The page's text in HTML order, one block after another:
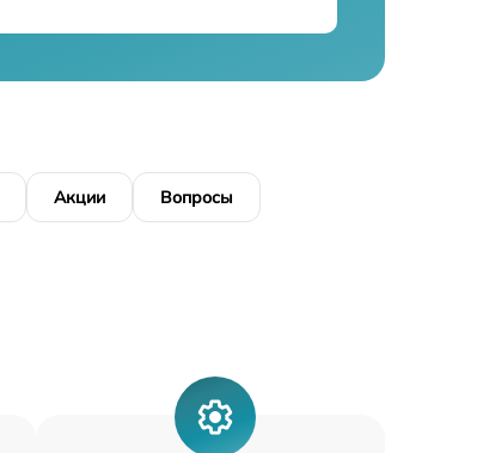
Акции Вопросы